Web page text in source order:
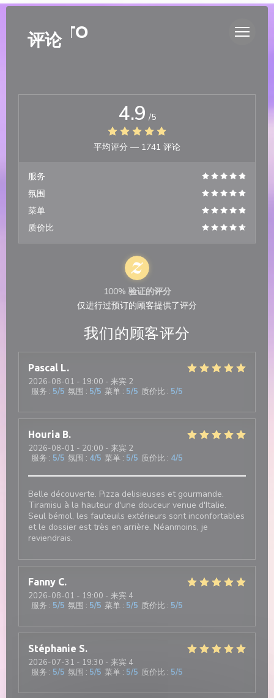
Cookie管理面板
DUETTO
评论
我们的顾客评分
Pascal L
2026-08-01 - 19:00 - 来宾 2
服务 : 5/5 氛围 : 5/5 菜单 : 5/5 质价比 : 5/5
Houria B
2026-08-01 - 20:00 - 来宾 2
服务 : 5/5 氛围 : 4/5 菜单 : 5/5 质价比 : 4/5
Belle découverte. Pizza delisieuses et gourmande.
Tiramisu à la hauteur d'une douceur venue d'Italie.
Seul bémol, les fauteuils extérieurs sont inconfortables
et le dossier est très en arrière. Néanmoins, je
reviendrais.
Fanny C
2026-08-01 - 19:00 - 来宾 4
服务 : 5/5 氛围 : 5/5 菜单 : 5/5 质价比 : 5/5
Stéphanie S
2026-07-31 - 19:30 - 来宾 4
服务 : 5/5 氛围 : 5/5 菜单 : 5/5 质价比 : 5/5
4.9 /5
平均评分 — 1741 评论
服务
氛围
菜单
质价比
100% 验证的评分
仅进行过预订的顾客提供了评分